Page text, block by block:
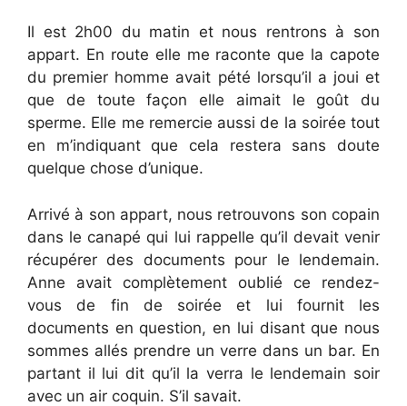
Il est 2h00 du matin et nous rentrons à son
appart. En route elle me raconte que la capote
du premier homme avait pété lorsqu’il a joui et
que de toute façon elle aimait le goût du
sperme. Elle me remercie aussi de la soirée tout
en m’indiquant que cela restera sans doute
quelque chose d’unique.
Arrivé à son appart, nous retrouvons son copain
dans le canapé qui lui rappelle qu’il devait venir
récupérer des documents pour le lendemain.
Anne avait complètement oublié ce rendez-
vous de fin de soirée et lui fournit les
documents en question, en lui disant que nous
sommes allés prendre un verre dans un bar. En
partant il lui dit qu’il la verra le lendemain soir
avec un air coquin. S’il savait.